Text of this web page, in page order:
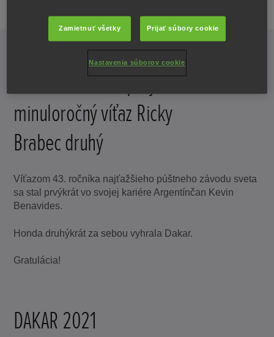
Kevin Benavides prvý a
minuloročný víťaz Ricky
Brabec druhý
Víťazom 43. ročníka najťažšieho púštneho závodu sveta
sa stal prvýkrát vo svojej kariére Argentínčan Kevin
Benavides.
Honda druhýkrát za sebou vyhrala Dakar.
Gratulácia!
DAKAR 2021
Zamietnuť všetky Prijať súbory cookie
Nastavenia súborov cookie